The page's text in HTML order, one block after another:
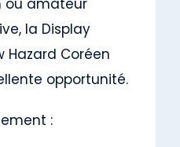
la Display
Hazard Coréen
opportunité.
: